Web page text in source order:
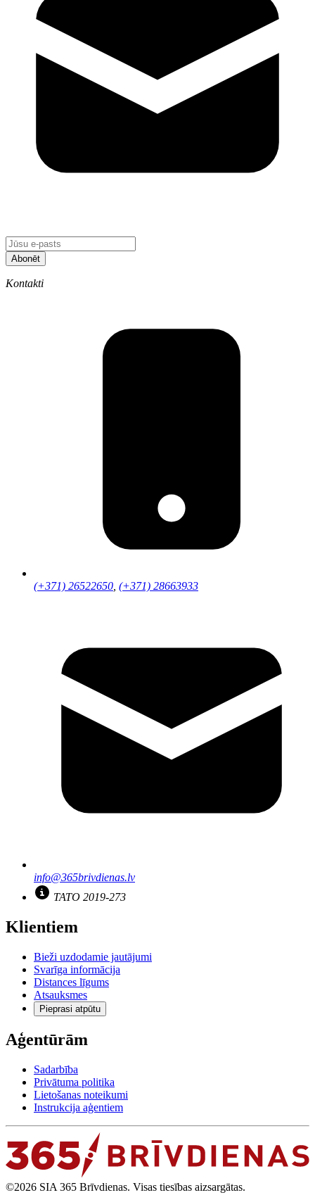
Abonēt
Kontakti
(+371) 26522650, (+371) 28663933
info@365brivdienas.lv
TATO 2019-273
Klientiem
Bieži uzdodamie jautājumi
Svarīga informācija
Distances līgums
Atsauksmes
Pieprasi atpūtu
Aģentūrām
Sadarbība
Privātuma politika
Lietošanas noteikumi
Instrukcija aģentiem
©2026 SIA 365 Brīvdienas. Visas tiesības aizsargātas.